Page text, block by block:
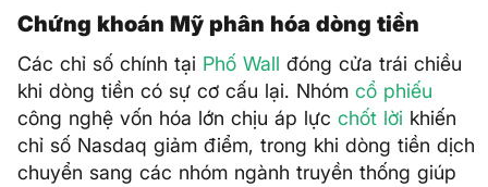
Chứng khoán Mỹ phân hóa dòng tiền
Các chỉ số chính tại Phố Wall đóng cửa trái chiều
khi dòng tiền có sự cơ cấu lại. Nhóm cổ phiếu
công nghệ vốn hóa lớn chịu áp lực chốt lời khiến
chỉ số Nasdaq giảm điểm, trong khi dòng tiền dịch
chuyển sang các nhóm ngành truyền thống giúp